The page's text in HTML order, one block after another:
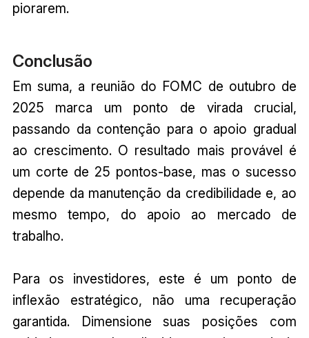
piorarem.
Conclusão
Em suma, a reunião do FOMC de outubro de
2025 marca um ponto de virada crucial,
passando da contenção para o apoio gradual
ao crescimento. O resultado mais provável é
um corte de 25 pontos-base, mas o sucesso
depende da manutenção da credibilidade e, ao
mesmo tempo, do apoio ao mercado de
trabalho.
Para os investidores, este é um ponto de
inflexão estratégico, não uma recuperação
garantida. Dimensione suas posições com